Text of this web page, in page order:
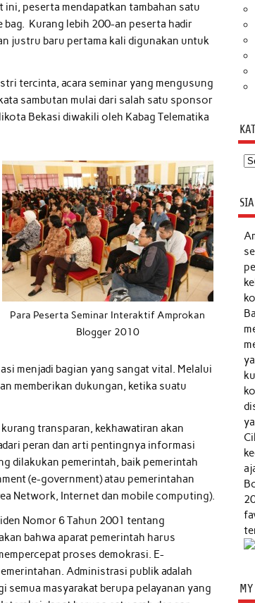
ini, peserta mendapatkan tambahan satu
bag. Kurang lebih 200-an peserta hadir
justru baru pertama kali digunakan untuk
tercinta, acara seminar yang mengusung
sambutan mulai dari salah satu sponsor
Bekasi diwakili oleh Kabag Telematika
Para Peserta Seminar Interaktif Amprokan
Blogger 2010
menjadi bagian yang sangat vital. Melalui
memberikan dukungan, ketika suatu
transparan, kekhawatiran akan
peran dan arti pentingnya informasi
dilakukan pemerintah, baik pemerintah
(e-government) atau pemerintahan
Network, Internet dan mobile computing).
Nomor 6 Tahun 2001 tentang
bahwa aparat pemerintah harus
proses demokrasi. E-
Administrasi publik adalah
semua masyarakat berupa pelayanan yang